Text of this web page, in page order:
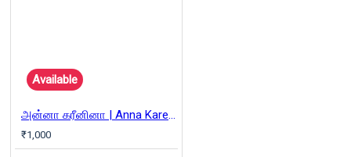
Available
அன்னா கரீனினா | Anna Karenina
₹1,000